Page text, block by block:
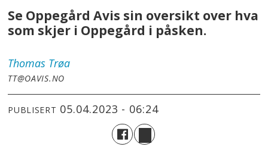
Se Oppegård Avis sin oversikt over hva
som skjer i Oppegård i påsken.
Thomas Trøa
TT@OAVIS.NO
PUBLISERT 05.04.2023 - 06:24